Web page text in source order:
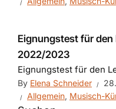
Eignungstest für
2022/2023
Eignungstest für den
By Elena Schneider
Allgemein, Musisch-